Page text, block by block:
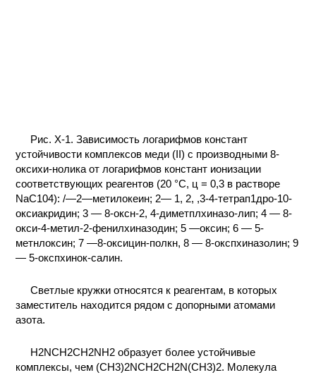
Рис. Х-1. Зависимость логарифмов констант
устойчивости комплексов меди (II) с производными 8-
оксихи-нолика от логарифмов констант ионизации
соответствующих реагентов (20 °С, ц = 0,3 в растворе
NaC104): /—2—метилокеин; 2— 1, 2, ,3-4-тетрап1дро-10-
оксиакридин; 3 — 8-оксн-2, 4-диметплхиназо-лип; 4 — 8-
окси-4-метил-2-фенилхиназодин; 5 —оксин; 6 — 5-
метнлоксин; 7 —8-оксицин-полкн, 8 — 8-окспхиназолин; 9
— 5-окспхинок-салин.
Светлые кружки относятся к реагентам, в которых
заместитель находится рядом с допорными атомами
азота.
H2NCH2CH2NH2 образует более устойчивые
комплексы, чем (CH3)2NCH2CH2N(CH3)2. Молекула